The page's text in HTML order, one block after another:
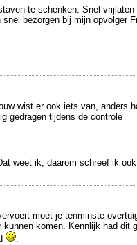
te schenken. Snel vrijlaten
snel bezorgen bij mijn opvolger
wist er ook iets van, anders
gedragen tijdens de controle
weet ik, daarom schreef ik
moet je tenminste
kunnen komen. Kennlijk had dit
.